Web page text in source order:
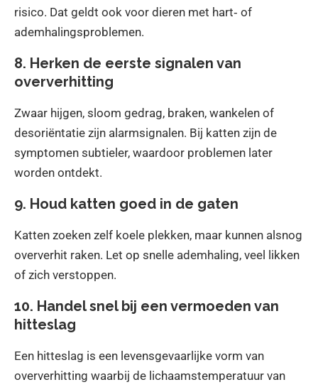
risico. Dat geldt ook voor dieren met hart‑ of
ademhalingsproblemen.
8. Herken de eerste signalen van
oververhitting
Zwaar hijgen, sloom gedrag, braken, wankelen of
desoriëntatie zijn alarmsignalen. Bij katten zijn de
symptomen subtieler, waardoor problemen later
worden ontdekt.
9. Houd katten goed in de gaten
Katten zoeken zelf koele plekken, maar kunnen alsnog
oververhit raken. Let op snelle ademhaling, veel likken
of zich verstoppen.
10. Handel snel bij een vermoeden van
hitteslag
Een hitteslag is een levensgevaarlijke vorm van
oververhitting waarbij de lichaamstemperatuur van